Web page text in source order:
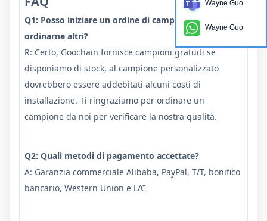
Q1: Posso iniziare un ordine di campione prima di
ordinarne altri?
R: Certo, Goochain fornisce campioni gratuiti se
disponiamo di stock, al campione personalizzato
dovrebbero essere addebitati alcuni costi di
installazione. Ti ringraziamo per ordinare un
campione da noi per verificare la nostra qualità.
Q2: Quali metodi di pagamento accettate?
A: Garanzia commerciale Alibaba, PayPal, T/T, bonifico
bancario, Western Union e L/C
Wayne Guo
Wayne Guo